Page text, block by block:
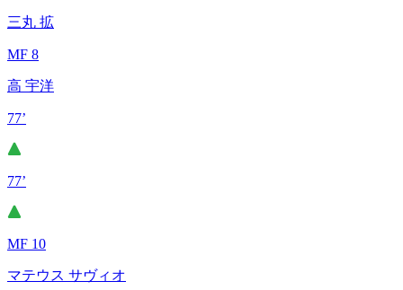
三丸 拡
MF 8
高 宇洋
77’
77’
MF 10
マテウス サヴィオ